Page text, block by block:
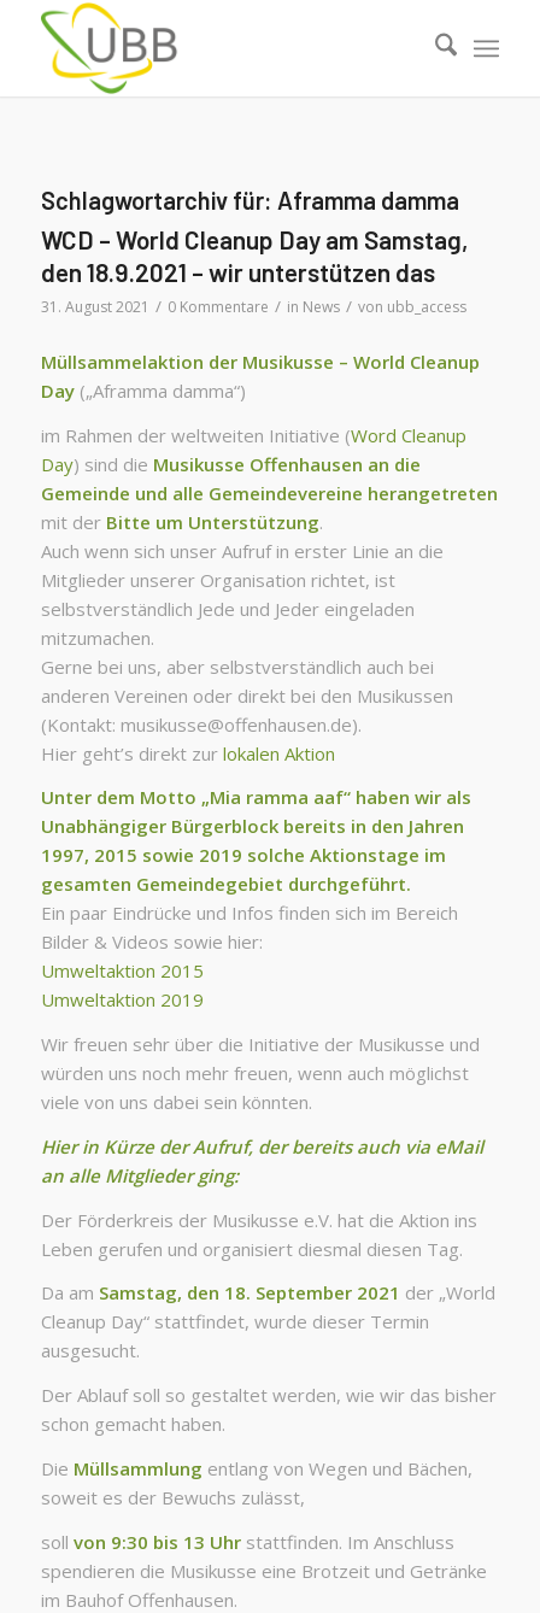
Schlagwortarchiv für: Aframma damma
WCD – World Cleanup Day am Samstag,
den 18.9.2021 – wir unterstützen das
31. August 2021 / 0 Kommentare / in News / von ubb_access
Müllsammelaktion der Musikusse – World Cleanup
Day(„Aframma damma“)
im Rahmen der weltweiten Initiative (Word Cleanup
Day) sind die Musikusse Offenhausen an die
Gemeinde und alle Gemeindevereine herangetreten
mit der Bitte um Unterstützung.
Auch wenn sich unser Aufruf in erster Linie an die
Mitglieder unserer Organisation richtet, ist
selbstverständlich Jede und Jeder eingeladen
mitzumachen.
Gerne bei uns, aber selbstverständlich auch bei
anderen Vereinen oder direkt bei den Musikussen
(Kontakt: musikusse@offenhausen.de).
Hier geht’s direkt zur lokalen Aktion
Unter dem Motto „Mia ramma aaf“ haben wir als
Unabhängiger Bürgerblock bereits in den Jahren
1997, 2015 sowie 2019 solche Aktionstage im
gesamten Gemeindegebiet durchgeführt.
Ein paar Eindrücke und Infos finden sich im Bereich
Bilder & Videos sowie hier:
Umweltaktion 2015
Umweltaktion 2019
Wir freuen sehr über die Initiative der Musikusse und
würden uns noch mehr freuen, wenn auch möglichst
viele von uns dabei sein könnten.
Hier in Kürze der Aufruf, der bereits auch via eMail
an alle Mitgliederging:
Der Förderkreis der Musikusse e.V. hat die Aktion ins
Leben gerufen und organisiert diesmal diesen Tag.
Da am Samstag, den 18. September 2021 der „World
Cleanup Day“ stattfindet, wurde dieser Termin
ausgesucht.
Der Ablauf soll so gestaltet werden, wie wir das bisher
schon gemacht haben.
Die Müllsammlung entlang von Wegen und Bächen,
soweit es der Bewuchs zulässt,
soll von 9:30 bis 13 Uhrstattfinden. Im Anschluss
spendieren die Musikusse eine Brotzeit und Getränke
im Bauhof Offenhausen.